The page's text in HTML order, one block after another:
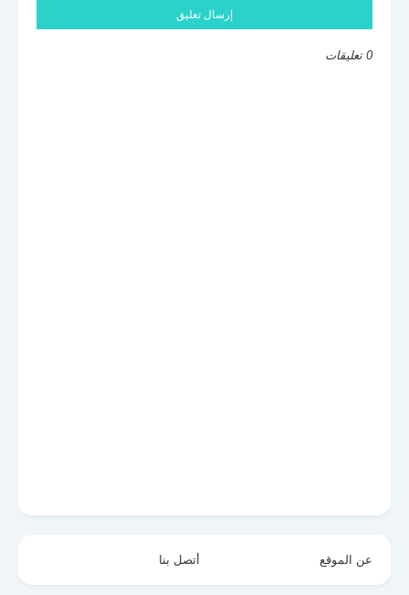
إرسال تعليق
0 تعليقات
عن الموقع أتصل بنا